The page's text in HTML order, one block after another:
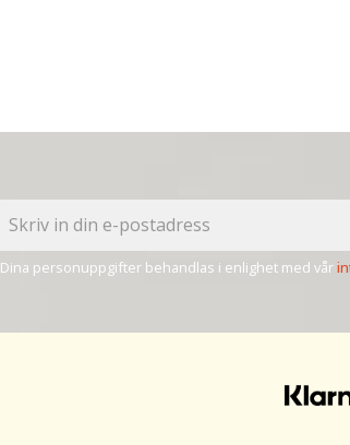
Dina personuppgifter behandlas i enlighet med vår